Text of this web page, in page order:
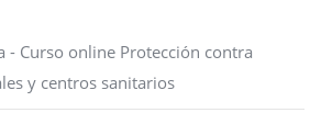
- Curso online Protección contra
y centros sanitarios